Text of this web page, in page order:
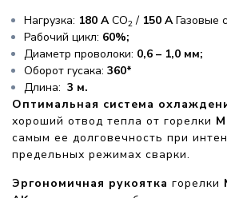
Нагрузка: 180 АCO2 / 150 AГазовые
Рабочий цикл: 60%;
Диаметр проволоки: 0,6 – 1,0 мм;
Оборот гусака: 360*
Длина: 3 м.
Оптимальная система
хороший отвод тепла от горелки
самым ее долговечность при
предельных режимах сварки.
Эргономичная рукоятка горелки